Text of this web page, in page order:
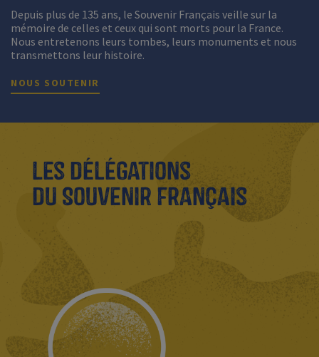
Depuis plus de 135 ans, le Souvenir Français veille sur la
mémoire de celles et ceux qui sont morts pour la France.
Nous entretenons leurs tombes, leurs monuments et nous
transmettons leur histoire.
NOUS SOUTENIR
Les délégations
du Souvenir Français